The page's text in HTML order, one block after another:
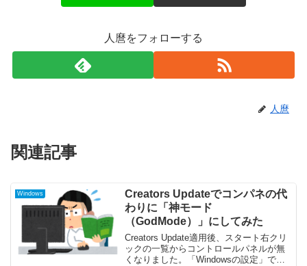
人麿をフォローする
人麿
関連記事
Windows
Creators Updateでコンパネの代
わりに「神モード
（GodMode）」にしてみた
Creators Update適用後、スタート右クリ
ックの一覧からコントロールパネルが無
くなりました。「Windowsの設定」であ